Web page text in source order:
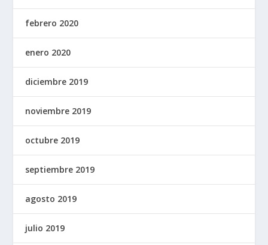
febrero 2020
enero 2020
diciembre 2019
noviembre 2019
octubre 2019
septiembre 2019
agosto 2019
julio 2019